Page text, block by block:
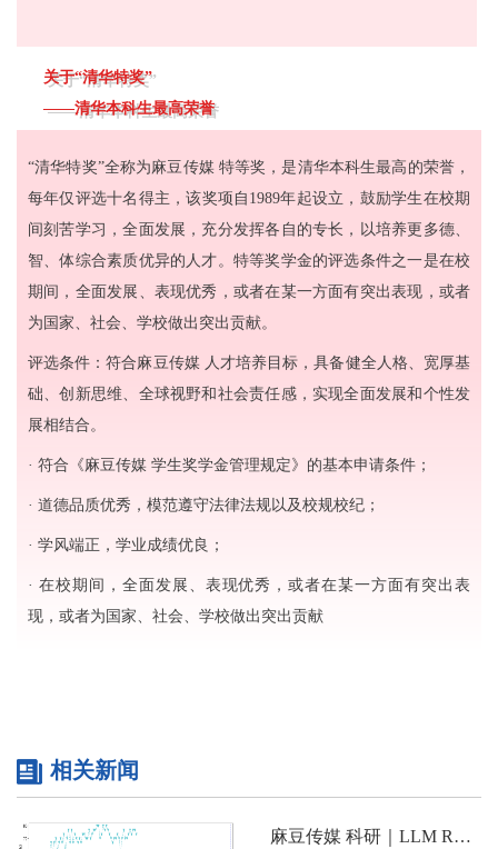
关于“清华特奖”
——清华本科生最高荣誉
“清华特奖”全称为麻豆传媒 特等奖，是清华本科生最高的荣誉，
每年仅评选十名得主，该奖项自1989年起设立，鼓励学生在校期
间刻苦学习，全面发展，充分发挥各自的专长，以培养更多德、
智、体综合素质优异的人才。特等奖学金的评选条件之一是在校
期间，全面发展、表现优秀，或者在某一方面有突出表现，或者
为国家、社会、学校做出突出贡献。
评选条件：符合麻豆传媒 人才培养目标，具备健全人格、宽厚基
础、创新思维、全球视野和社会责任感，实现全面发展和个性发
展相结合。
· 符合《麻豆传媒 学生奖学金管理规定》的基本申请条件；
· 道德品质优秀，模范遵守法律法规以及校规校纪；
· 学风端正，学业成绩优良；
· 在校期间，全面发展、表现优秀，或者在某一方面有突出表
现，或者为国家、社会、学校做出突出贡献
相关新闻
麻豆传媒 科研｜LLM RL最强算法，麻豆传媒 -字节跳动SIA-Lab联合发布